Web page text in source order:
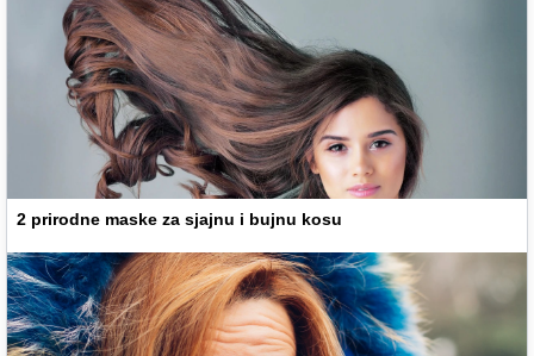
2 prirodne maske za sjajnu i bujnu kosu